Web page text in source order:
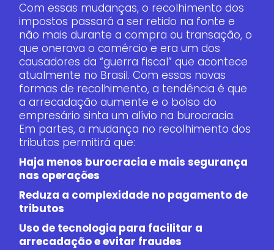
Com essas mudanças, o recolhimento dos
impostos passará a ser retido na fonte e
não mais durante a compra ou transação, o
que onerava o comércio e era um dos
causadores da “guerra fiscal” que acontece
atualmente no Brasil. Com essas novas
formas de recolhimento, a tendência é que
a arrecadação aumente e o bolso do
empresário sinta um alívio na burocracia.
Em partes, a mudança no recolhimento dos
tributos permitirá que:
Haja menos burocracia e mais segurança
nas operações
Reduza a complexidade no pagamento de
tributos
Uso de tecnologia para facilitar a
arrecadação e evitar fraudes